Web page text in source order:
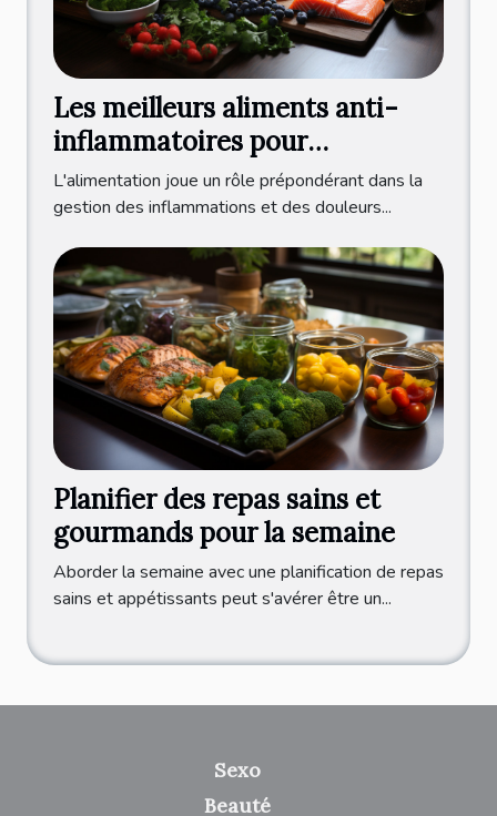
Les meilleurs aliments anti-
inflammatoires pour
combattre la capsulite
rétractile
L'alimentation joue un rôle prépondérant dans la
gestion des inflammations et des douleurs...
Planifier des repas sains et
gourmands pour la semaine
Aborder la semaine avec une planification de repas
sains et appétissants peut s'avérer être un...
Sexo
Beauté